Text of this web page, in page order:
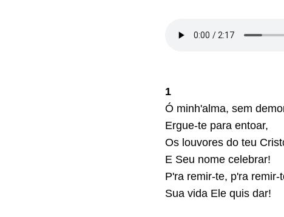
1
Ó minh'alma, sem
Ergue-te para entoar,
Os louvores do teu
E Seu nome celebrar!
P'ra remir-te, p'ra remir-
Sua vida Ele quis dar!